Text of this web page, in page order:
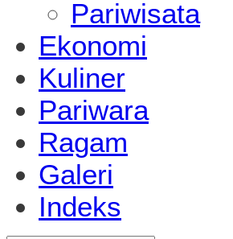
Pariwisata
Ekonomi
Kuliner
Pariwara
Ragam
Galeri
Indeks